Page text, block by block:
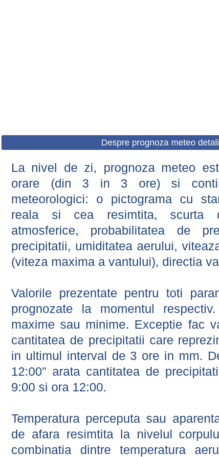
Despre prognoza meteo
La nivel de zi, prognoza meteo
orare (din 3 in 3 ore) si
meteorologici: o pictograma cu
reala si cea resimtita, scurta
atmosferice, probabilitatea de
precipitatii, umiditatea aerului,
(viteza maxima a vantului), directia
Valorile prezentate pentru toti
prognozate la momentul
maxime sau minime. Exceptie fac
cantitatea de precipitatii care
in ultimul interval de 3 ore in mm.
12:00" arata cantitatea de
9:00 si ora 12:00.
Temperatura perceputa sau
de afara resimtita la nivelul
combinatia dintre temperatura